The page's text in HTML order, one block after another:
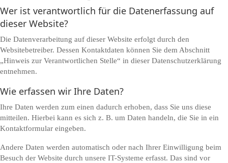
Wer ist verantwortlich für die Datenerfassung auf
dieser Website?
Die Datenverarbeitung auf dieser Website erfolgt durch den
Websitebetreiber. Dessen Kontaktdaten können Sie dem Abschnitt
„Hinweis zur Verantwortlichen Stelle“ in dieser Datenschutzerklärung
entnehmen.
Wie erfassen wir Ihre Daten?
Ihre Daten werden zum einen dadurch erhoben, dass Sie uns diese
mitteilen. Hierbei kann es sich z. B. um Daten handeln, die Sie in ein
Kontaktformular eingeben.
Andere Daten werden automatisch oder nach Ihrer Einwilligung beim
Besuch der Website durch unsere IT-Systeme erfasst. Das sind vor